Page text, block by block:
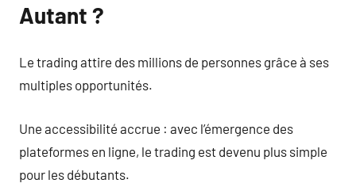
Autant ?
Le trading attire des millions de personnes grâce à ses
multiples opportunités.
Une accessibilité accrue : avec l’émergence des
plateformes en ligne, le trading est devenu plus simple
pour les débutants.